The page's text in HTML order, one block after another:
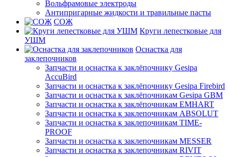
Вольфрамовые электроды
Антипригарные жидкости и травильные пасты
СОЖ
Круги лепестковые для
УШМ
Оснастка для
заклепочников
Запчасти и оснастка к заклёпочнику Gesipa
AccuBird
Запчасти и оснастка к заклёпочнику Gesipa Firebird
Запчасти и оснастка к заклёпочникам Gesipa GBM
Запчасти и оснастка к заклёпочникам EMHART
Запчасти и оснастка к заклепочникам ABSOLUT
Запчасти и оснастка к заклепочникам TIME-
PROOF
Запчасти и оснастка к заклепочникам MESSER
Запчасти и оснастка к заклепочникам RIVIT